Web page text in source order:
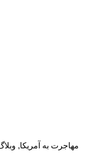
مهاجرت به آمریکا وبلاگ